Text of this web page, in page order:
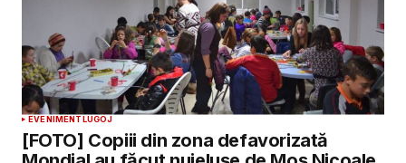
EVENIMENTLUGOJ
[FOTO] Copiii din zona defavorizată